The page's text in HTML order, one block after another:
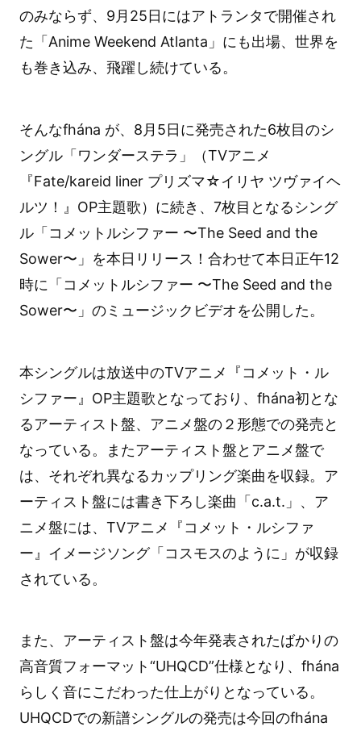
のみならず、9月25日にはアトランタで開催され
た「Anime Weekend Atlanta」にも出場、世界を
も巻き込み、飛躍し続けている。
そんなfhána が、8月5日に発売された6枚目のシ
ングル「ワンダーステラ」（TVアニメ
『Fate/kareid liner プリズマ☆イリヤ ツヴァイヘ
ルツ！』OP主題歌）に続き、7枚目となるシング
ル「コメットルシファー 〜The Seed and the
Sower〜」を本日リリース！合わせて本日正午12
時に「コメットルシファー 〜The Seed and the
Sower〜」のミュージックビデオを公開した。
本シングルは放送中のTVアニメ『コメット・ル
シファー』OP主題歌となっており、fhána初とな
るアーティスト盤、アニメ盤の２形態での発売と
なっている。またアーティスト盤とアニメ盤で
は、それぞれ異なるカップリング楽曲を収録。ア
ーティスト盤には書き下ろし楽曲「c.a.t.」、ア
ニメ盤には、TVアニメ『コメット・ルシファ
ー』イメージソング「コスモスのように」が収録
されている。
また、アーティスト盤は今年発表されたばかりの
高音質フォーマット“UHQCD”仕様となり、fhána
らしく音にこだわった仕上がりとなっている。
UHQCDでの新譜シングルの発売は今回のfhána